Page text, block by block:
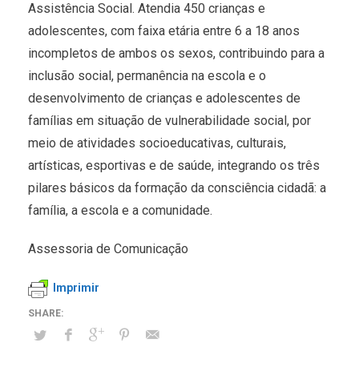
Assistência Social. Atendia 450 crianças e
adolescentes, com faixa etária entre 6 a 18 anos
incompletos de ambos os sexos, contribuindo para a
inclusão social, permanência na escola e o
desenvolvimento de crianças e adolescentes de
famílias em situação de vulnerabilidade social, por
meio de atividades socioeducativas, culturais,
artísticas, esportivas e de saúde, integrando os três
pilares básicos da formação da consciência cidadã: a
família, a escola e a comunidade.
Assessoria de Comunicação
Imprimir